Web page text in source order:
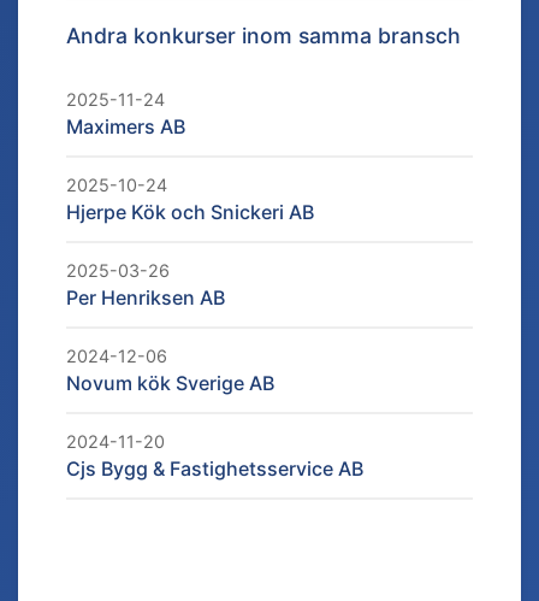
Andra konkurser inom samma bransch
2025-11-24
Maximers AB
2025-10-24
Hjerpe Kök och Snickeri AB
2025-03-26
Per Henriksen AB
2024-12-06
Novum kök Sverige AB
2024-11-20
Cjs Bygg & Fastighetsservice AB